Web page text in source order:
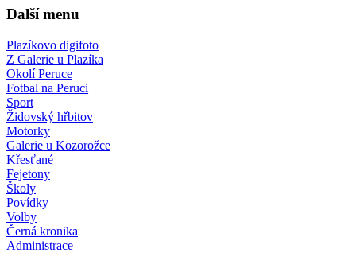
Další menu
Plazíkovo digifoto
Z Galerie u Plazíka
Okolí Peruce
Fotbal na Peruci
Sport
Židovský hřbitov
Motorky
Galerie u Kozorožce
Křesťané
Fejetony
Školy
Povídky
Volby
Černá kronika
Administrace